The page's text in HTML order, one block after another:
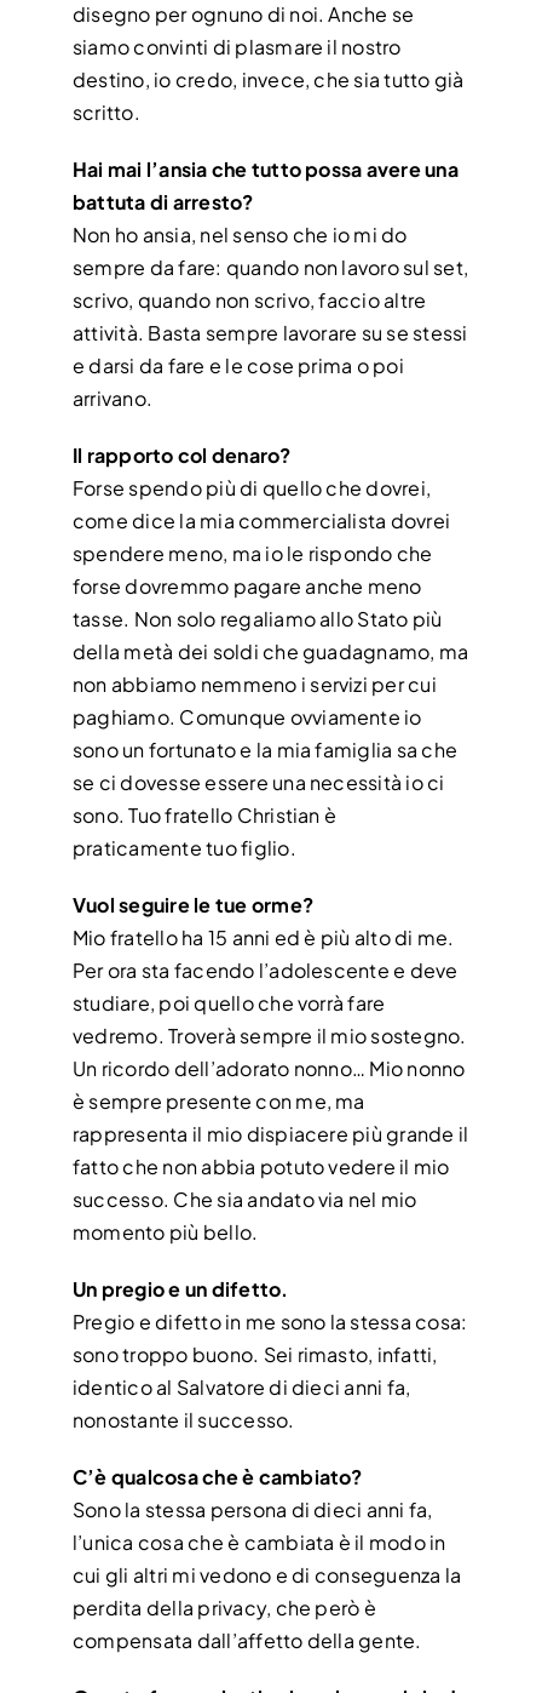
disegno per ognuno di noi. Anche se
siamo convinti di plasmare il nostro
destino, io credo, invece, che sia tutto già
scritto.
Hai mai l’ansia che tutto possa avere una
battuta di arresto?
Non ho ansia, nel senso che io mi do
sempre da fare: quando non lavoro sul set,
scrivo, quando non scrivo, faccio altre
attività. Basta sempre lavorare su se stessi
e darsi da fare e le cose prima o poi
arrivano.
Il rapporto col denaro?
Forse spendo più di quello che dovrei,
come dice la mia commercialista dovrei
spendere meno, ma io le rispondo che
forse dovremmo pagare anche meno
tasse. Non solo regaliamo allo Stato più
della metà dei soldi che guadagnamo, ma
non abbiamo nemmeno i servizi per cui
paghiamo. Comunque ovviamente io
sono un fortunato e la mia famiglia sa che
se ci dovesse essere una necessità io ci
sono. Tuo fratello Christian è
praticamente tuo figlio.
Vuol seguire le tue orme?
Mio fratello ha 15 anni ed è più alto di me.
Per ora sta facendo l’adolescente e deve
studiare, poi quello che vorrà fare
vedremo. Troverà sempre il mio sostegno.
Un ricordo dell’adorato nonno… Mio nonno
è sempre presente con me, ma
rappresenta il mio dispiacere più grande il
fatto che non abbia potuto vedere il mio
successo. Che sia andato via nel mio
momento più bello.
Un pregio e un difetto.
Pregio e difetto in me sono la stessa cosa:
sono troppo buono. Sei rimasto, infatti,
identico al Salvatore di dieci anni fa,
nonostante il successo.
C’è qualcosa che è cambiato?
Sono la stessa persona di dieci anni fa,
l’unica cosa che è cambiata è il modo in
cui gli altri mi vedono e di conseguenza la
perdita della privacy, che però è
compensata dall’affetto della gente.